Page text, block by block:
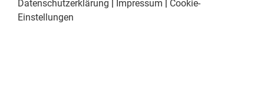
Datenschutzerklärung | Impressum | Cookie-
Einstellungen